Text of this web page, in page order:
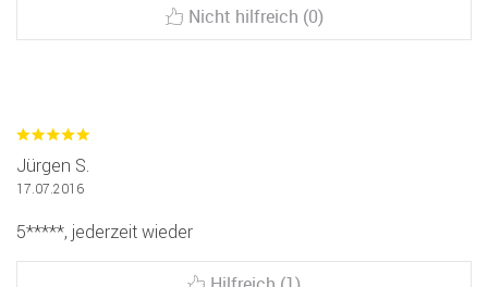
Nicht hilfreich (0)
Jürgen S.
17.07.2016
5*****, jederzeit wieder